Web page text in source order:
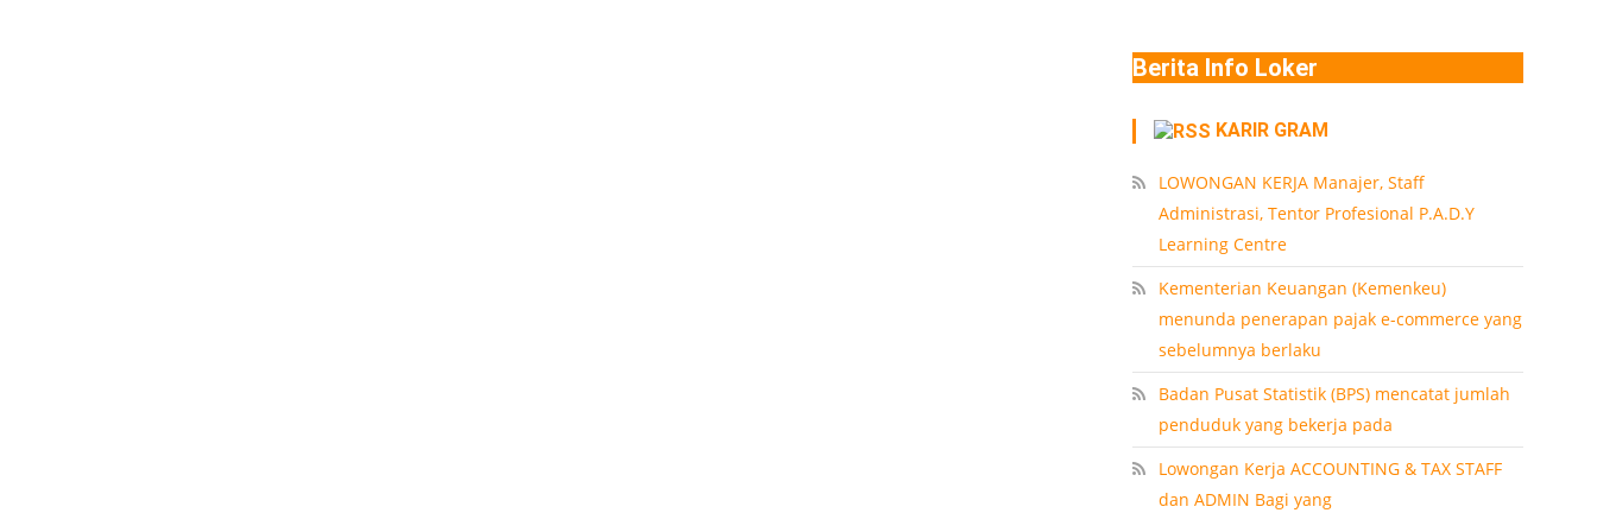
Berita Info Loker
KARIR GRAM
LOWONGAN KERJA Manajer, Staff
Administrasi, Tentor Profesional P.A.D.Y
Learning Centre
Kementerian Keuangan (Kemenkeu)
menunda penerapan pajak e-commerce yang
sebelumnya berlaku
Badan Pusat Statistik (BPS) mencatat jumlah
penduduk yang bekerja pada
Lowongan Kerja ACCOUNTING & TAX STAFF
dan ADMIN Bagi yang